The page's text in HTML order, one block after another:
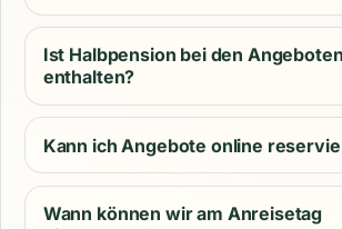
Ist Halbpension bei den Angeboten
enthalten?
Kann ich Angebote online
Wann können wir am Anreisetag